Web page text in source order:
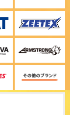
ヤブランドRADAR。
ュートラル承認”を取
特設ページは
XL
速道路も120㌔くらい
が大きいわけではあ
リー ワゴンから、
てました
分でした。